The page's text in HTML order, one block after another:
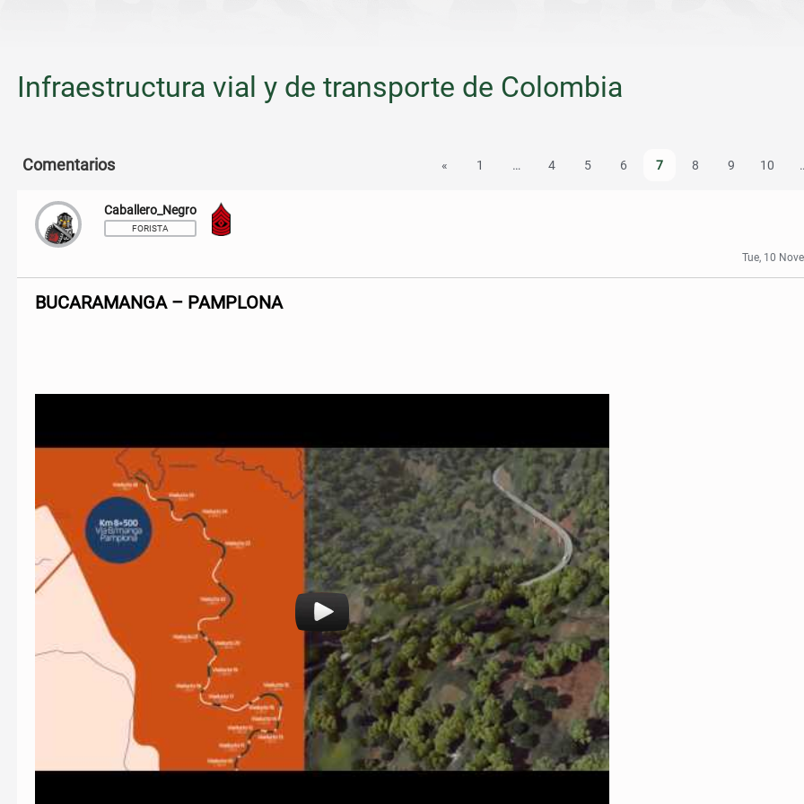
Infraestructura vial y de transporte de Colombia
« 1 … 4 5 6 7 8 9 10
Comentarios
Caballero_Negro
FORISTA
Tue, 10
BUCARAMANGA – PAMPLONA